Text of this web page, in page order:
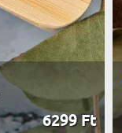
6299 Ft